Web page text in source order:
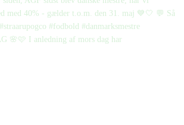
🌸🩷 I anledning af mors dag har